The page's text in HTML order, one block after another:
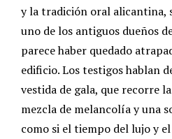
y la tradición oral alicantina,
uno de los antiguos dueños
parece haber quedado
edificio. Los testigos hablan
vestida de gala, que recorre
mezcla de melancolía y una
como si el tiempo del lujo y